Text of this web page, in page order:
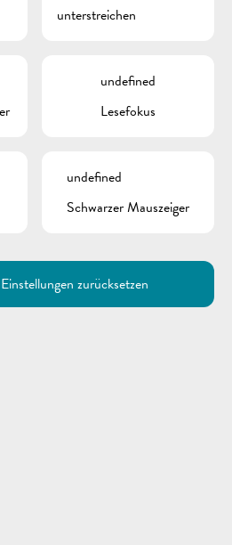
Fotos: Fernand Morbach
unterstreichen
undefined
Lesefokus
undefined
Schwarzer Mauszeiger
zurücksetzen